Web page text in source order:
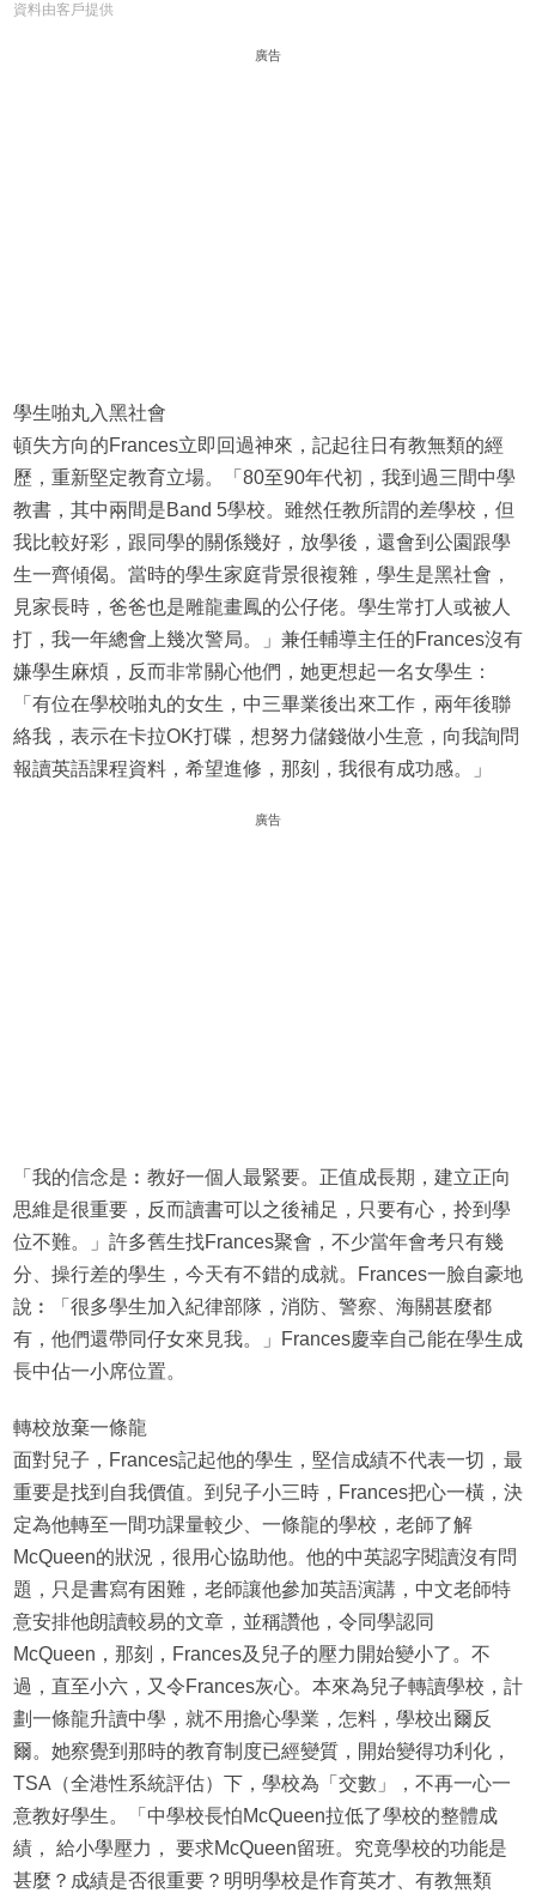
資料由客戶提供
廣告
學生啪丸入黑社會
頓失方向的Frances立即回過神來，記起往日有教無類的經
歷，重新堅定教育立場。「80至90年代初，我到過三間中學
教書，其中兩間是Band 5學校。雖然任教所謂的差學校，但
我比較好彩，跟同學的關係幾好，放學後，還會到公園跟學
生一齊傾偈。當時的學生家庭背景很複雜，學生是黑社會，
見家長時，爸爸也是雕龍畫鳳的公仔佬。學生常打人或被人
打，我一年總會上幾次警局。」兼任輔導主任的Frances沒有
嫌學生麻煩，反而非常關心他們，她更想起一名女學生：
「有位在學校啪丸的女生，中三畢業後出來工作，兩年後聯
絡我，表示在卡拉OK打碟，想努力儲錢做小生意，向我詢問
報讀英語課程資料，希望進修，那刻，我很有成功感。」
廣告
「我的信念是︰教好一個人最緊要。正值成長期，建立正向
思維是很重要，反而讀書可以之後補足，只要有心，拎到學
位不難。」許多舊生找Frances聚會，不少當年會考只有幾
分、操行差的學生，今天有不錯的成就。Frances一臉自豪地
說︰「很多學生加入紀律部隊，消防、警察、海關甚麼都
有，他們還帶同仔女來見我。」Frances慶幸自己能在學生成
長中佔一小席位置。
轉校放棄一條龍
面對兒子，Frances記起他的學生，堅信成績不代表一切，最
重要是找到自我價值。到兒子小三時，Frances把心一橫，決
定為他轉至一間功課量較少、一條龍的學校，老師了解
McQueen的狀況，很用心協助他。他的中英認字閱讀沒有問
題，只是書寫有困難，老師讓他參加英語演講，中文老師特
意安排他朗讀較易的文章，並稱讚他，令同學認同
McQueen，那刻，Frances及兒子的壓力開始變小了。不
過，直至小六，又令Frances灰心。本來為兒子轉讀學校，計
劃一條龍升讀中學，就不用擔心學業，怎料，學校出爾反
爾。她察覺到那時的教育制度已經變質，開始變得功利化，
TSA（全港性系統評估）下，學校為「交數」，不再一心一
意教好學生。「中學校長怕McQueen拉低了學校的整體成
績， 給小學壓力， 要求McQueen留班。究竟學校的功能是
甚麼？成績是否很重要？明明學校是作育英才、有教無類